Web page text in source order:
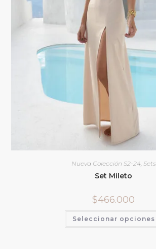
Nueva Colección S2-24, Sets
Set Mileto
$466.000
Seleccionar opciones